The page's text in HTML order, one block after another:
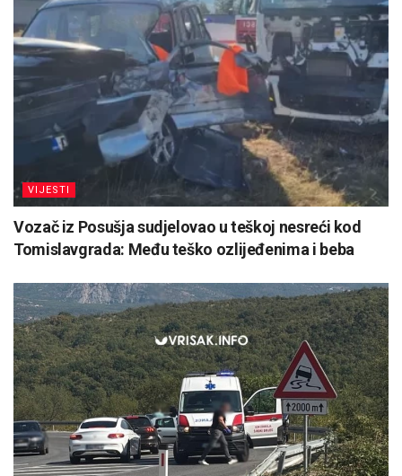
VIJESTI
Vozač iz Posušja sudjelovao u teškoj nesreći kod
Tomislavgrada: Među teško ozlijeđenima i beba